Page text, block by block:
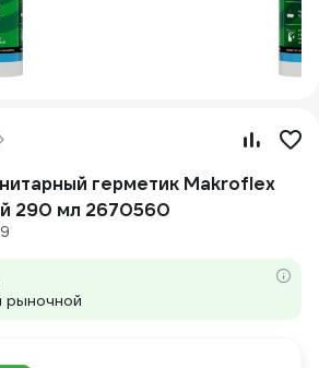
герметик Makroflex
290 мл 2670560
рыночной